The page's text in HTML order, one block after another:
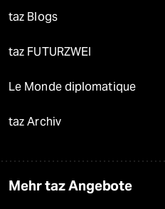
taz Blogs
taz FUTURZWEI
Le Monde diplomatique
taz Archiv
Mehr taz Angebote